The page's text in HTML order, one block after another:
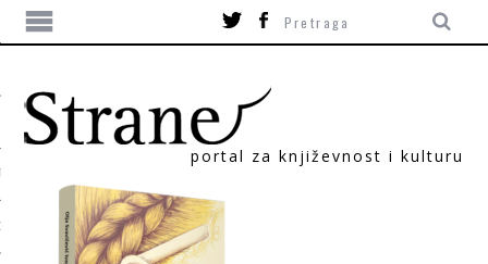
portal za književnost i kulturu